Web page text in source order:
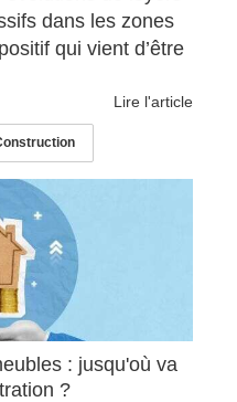
dans les zones
qui vient d’être
Lire l'article
: jusqu'où va
?